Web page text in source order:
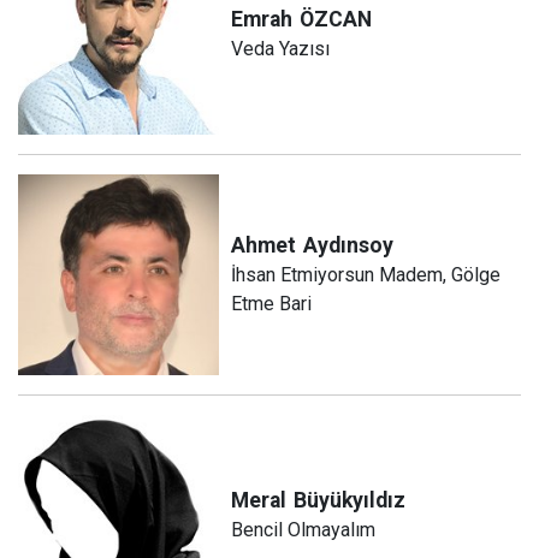
Emrah ÖZCAN
Veda Yazısı
Ahmet Aydınsoy
İhsan Etmiyorsun Madem, Gölge
Etme Bari
Meral Büyükyıldız
Bencil Olmayalım